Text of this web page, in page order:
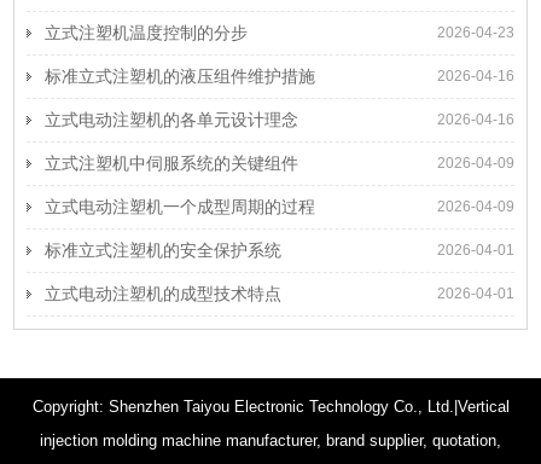
2026-04-23
立式注塑机温度控制的分步
2026-04-16
标准立式注塑机的液压组件维护措施
2026-04-16
立式电动注塑机的各单元设计理念
2026-04-09
立式注塑机中伺服系统的关键组件
2026-04-09
立式电动注塑机一个成型周期的过程
2026-04-01
标准立式注塑机的安全保护系统
2026-04-01
立式电动注塑机的成型技术特点
Copyright: Shenzhen Taiyou Electronic Technology Co., Ltd.|Vertical
injection molding machine manufacturer, brand supplier, quotation,